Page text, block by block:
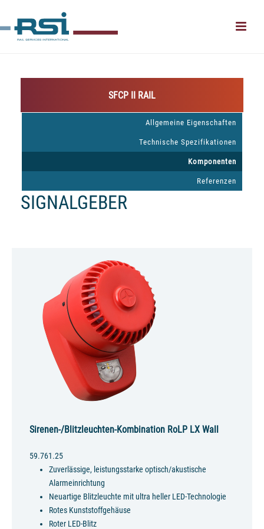
SFCP II RAIL
Allgemeine Eigenschaften
Technische Spezifikationen
Komponenten
Referenzen
SIGNALGEBER
Sirenen-/Blitzleuchten-Kombination RoLP LX Wall
59.761.25
Zuverlässige, leistungsstarke optisch/akustische
Alarmeinrichtung
Neuartige Blitzleuchte mit ultra heller LED-Technologie
Rotes Kunststoffgehäuse
Roter LED-Blitz